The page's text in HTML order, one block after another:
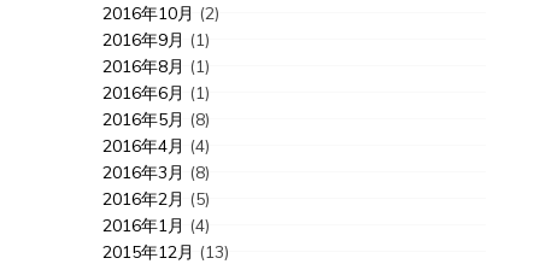
2016年10月 (2)
2016年9月 (1)
2016年8月 (1)
2016年6月 (1)
2016年5月 (8)
2016年4月 (4)
2016年3月 (8)
2016年2月 (5)
2016年1月 (4)
2015年12月 (13)